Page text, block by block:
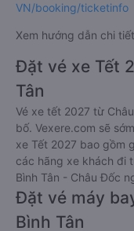
VN/booking/ticketinfo
Xem hướng dẫn chi
Đặt vé xe Tết
Tân
Vé xe tết 2027 từ
bố. Vexere.com sẽ
xe Tết 2027 bao gồm
các hãng xe khách đi
Bình Tân - Châu Đốc
Đặt vé máy
Bình Tân